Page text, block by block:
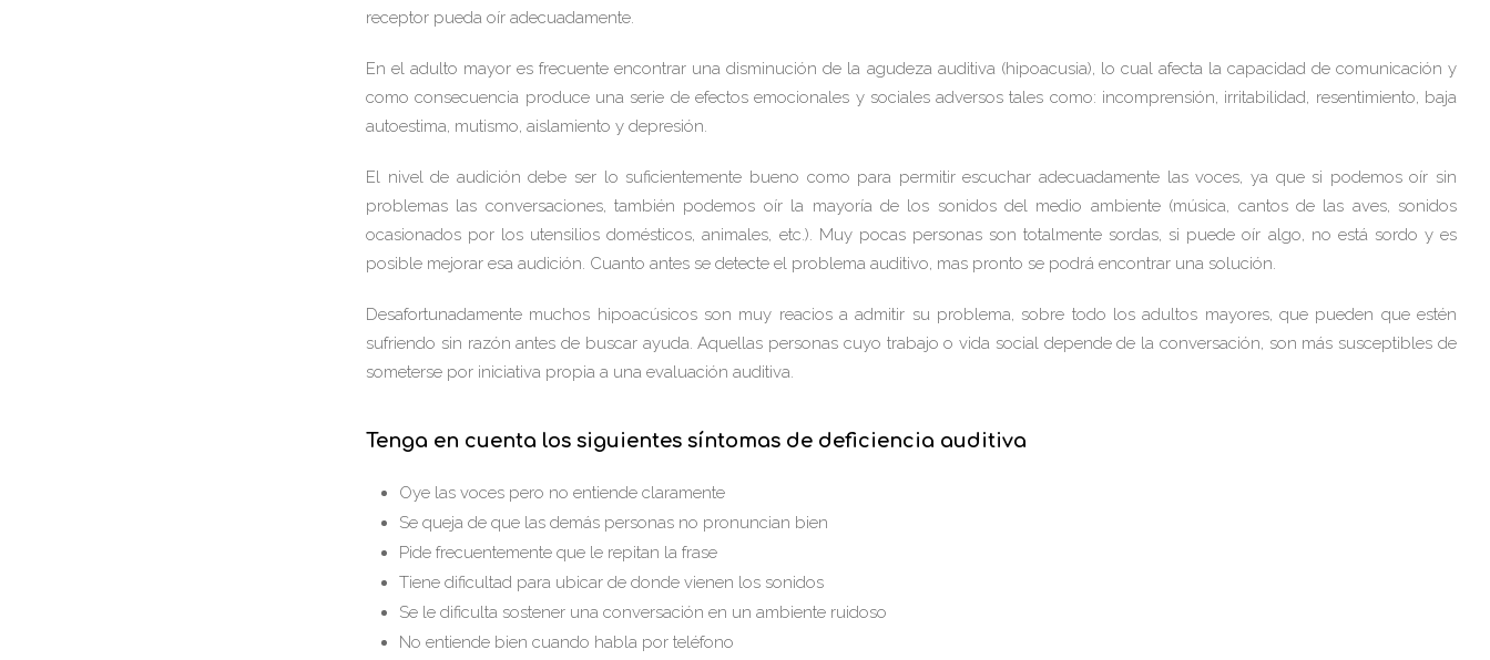
receptor pueda oír adecuadamente.
En el adulto mayor es frecuente encontrar una disminución de la agudeza auditiva (hipoacusia), lo cual afecta la capacidad de comunicación y
como consecuencia produce una serie de efectos emocionales y sociales adversos tales como: incomprensión, irritabilidad, resentimiento, baja
autoestima, mutismo, aislamiento y depresión.
El nivel de audición debe ser lo suficientemente bueno como para permitir escuchar adecuadamente las voces, ya que si podemos oír sin
problemas las conversaciones, también podemos oír la mayoría de los sonidos del medio ambiente (música, cantos de las aves, sonidos
ocasionados por los utensilios domésticos, animales, etc.). Muy pocas personas son totalmente sordas, si puede oír algo, no está sordo y es
posible mejorar esa audición. Cuanto antes se detecte el problema auditivo, mas pronto se podrá encontrar una solución.
Desafortunadamente muchos hipoacúsicos son muy reacios a admitir su problema, sobre todo los adultos mayores, que pueden que estén
sufriendo sin razón antes de buscar ayuda. Aquellas personas cuyo trabajo o vida social depende de la conversación, son más susceptibles de
someterse por iniciativa propia a una evaluación auditiva.
Tenga en cuenta los siguientes síntomas de deficiencia auditiva
Oye las voces pero no entiende claramente
Se queja de que las demás personas no pronuncian bien
Pide frecuentemente que le repitan la frase
Tiene dificultad para ubicar de donde vienen los sonidos
Se le dificulta sostener una conversación en un ambiente ruidoso
No entiende bien cuando habla por teléfono